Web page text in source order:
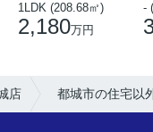
1LDK (208.68㎡)
2,180万円
-
店 都城市の住宅以